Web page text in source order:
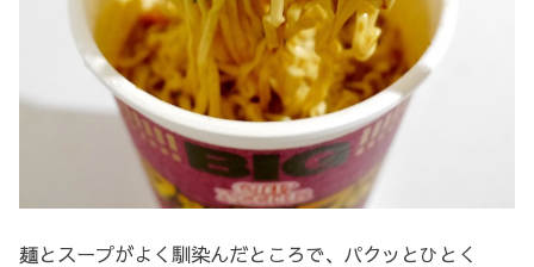
麺とスープがよく馴染んだところで、パクッとひとく